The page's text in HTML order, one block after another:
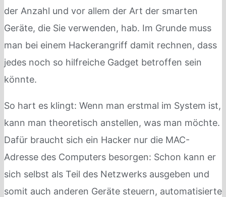
der Anzahl und vor allem der Art der smarten
Geräte, die Sie verwenden, hab. Im Grunde muss
man bei einem Hackerangriff damit rechnen, dass
jedes noch so hilfreiche Gadget betroffen sein
könnte.
So hart es klingt: Wenn man erstmal im System ist,
kann man theoretisch anstellen, was man möchte.
Dafür braucht sich ein Hacker nur die MAC-
Adresse des Computers besorgen: Schon kann er
sich selbst als Teil des Netzwerks ausgeben und
somit auch anderen Geräte steuern, automatisierte